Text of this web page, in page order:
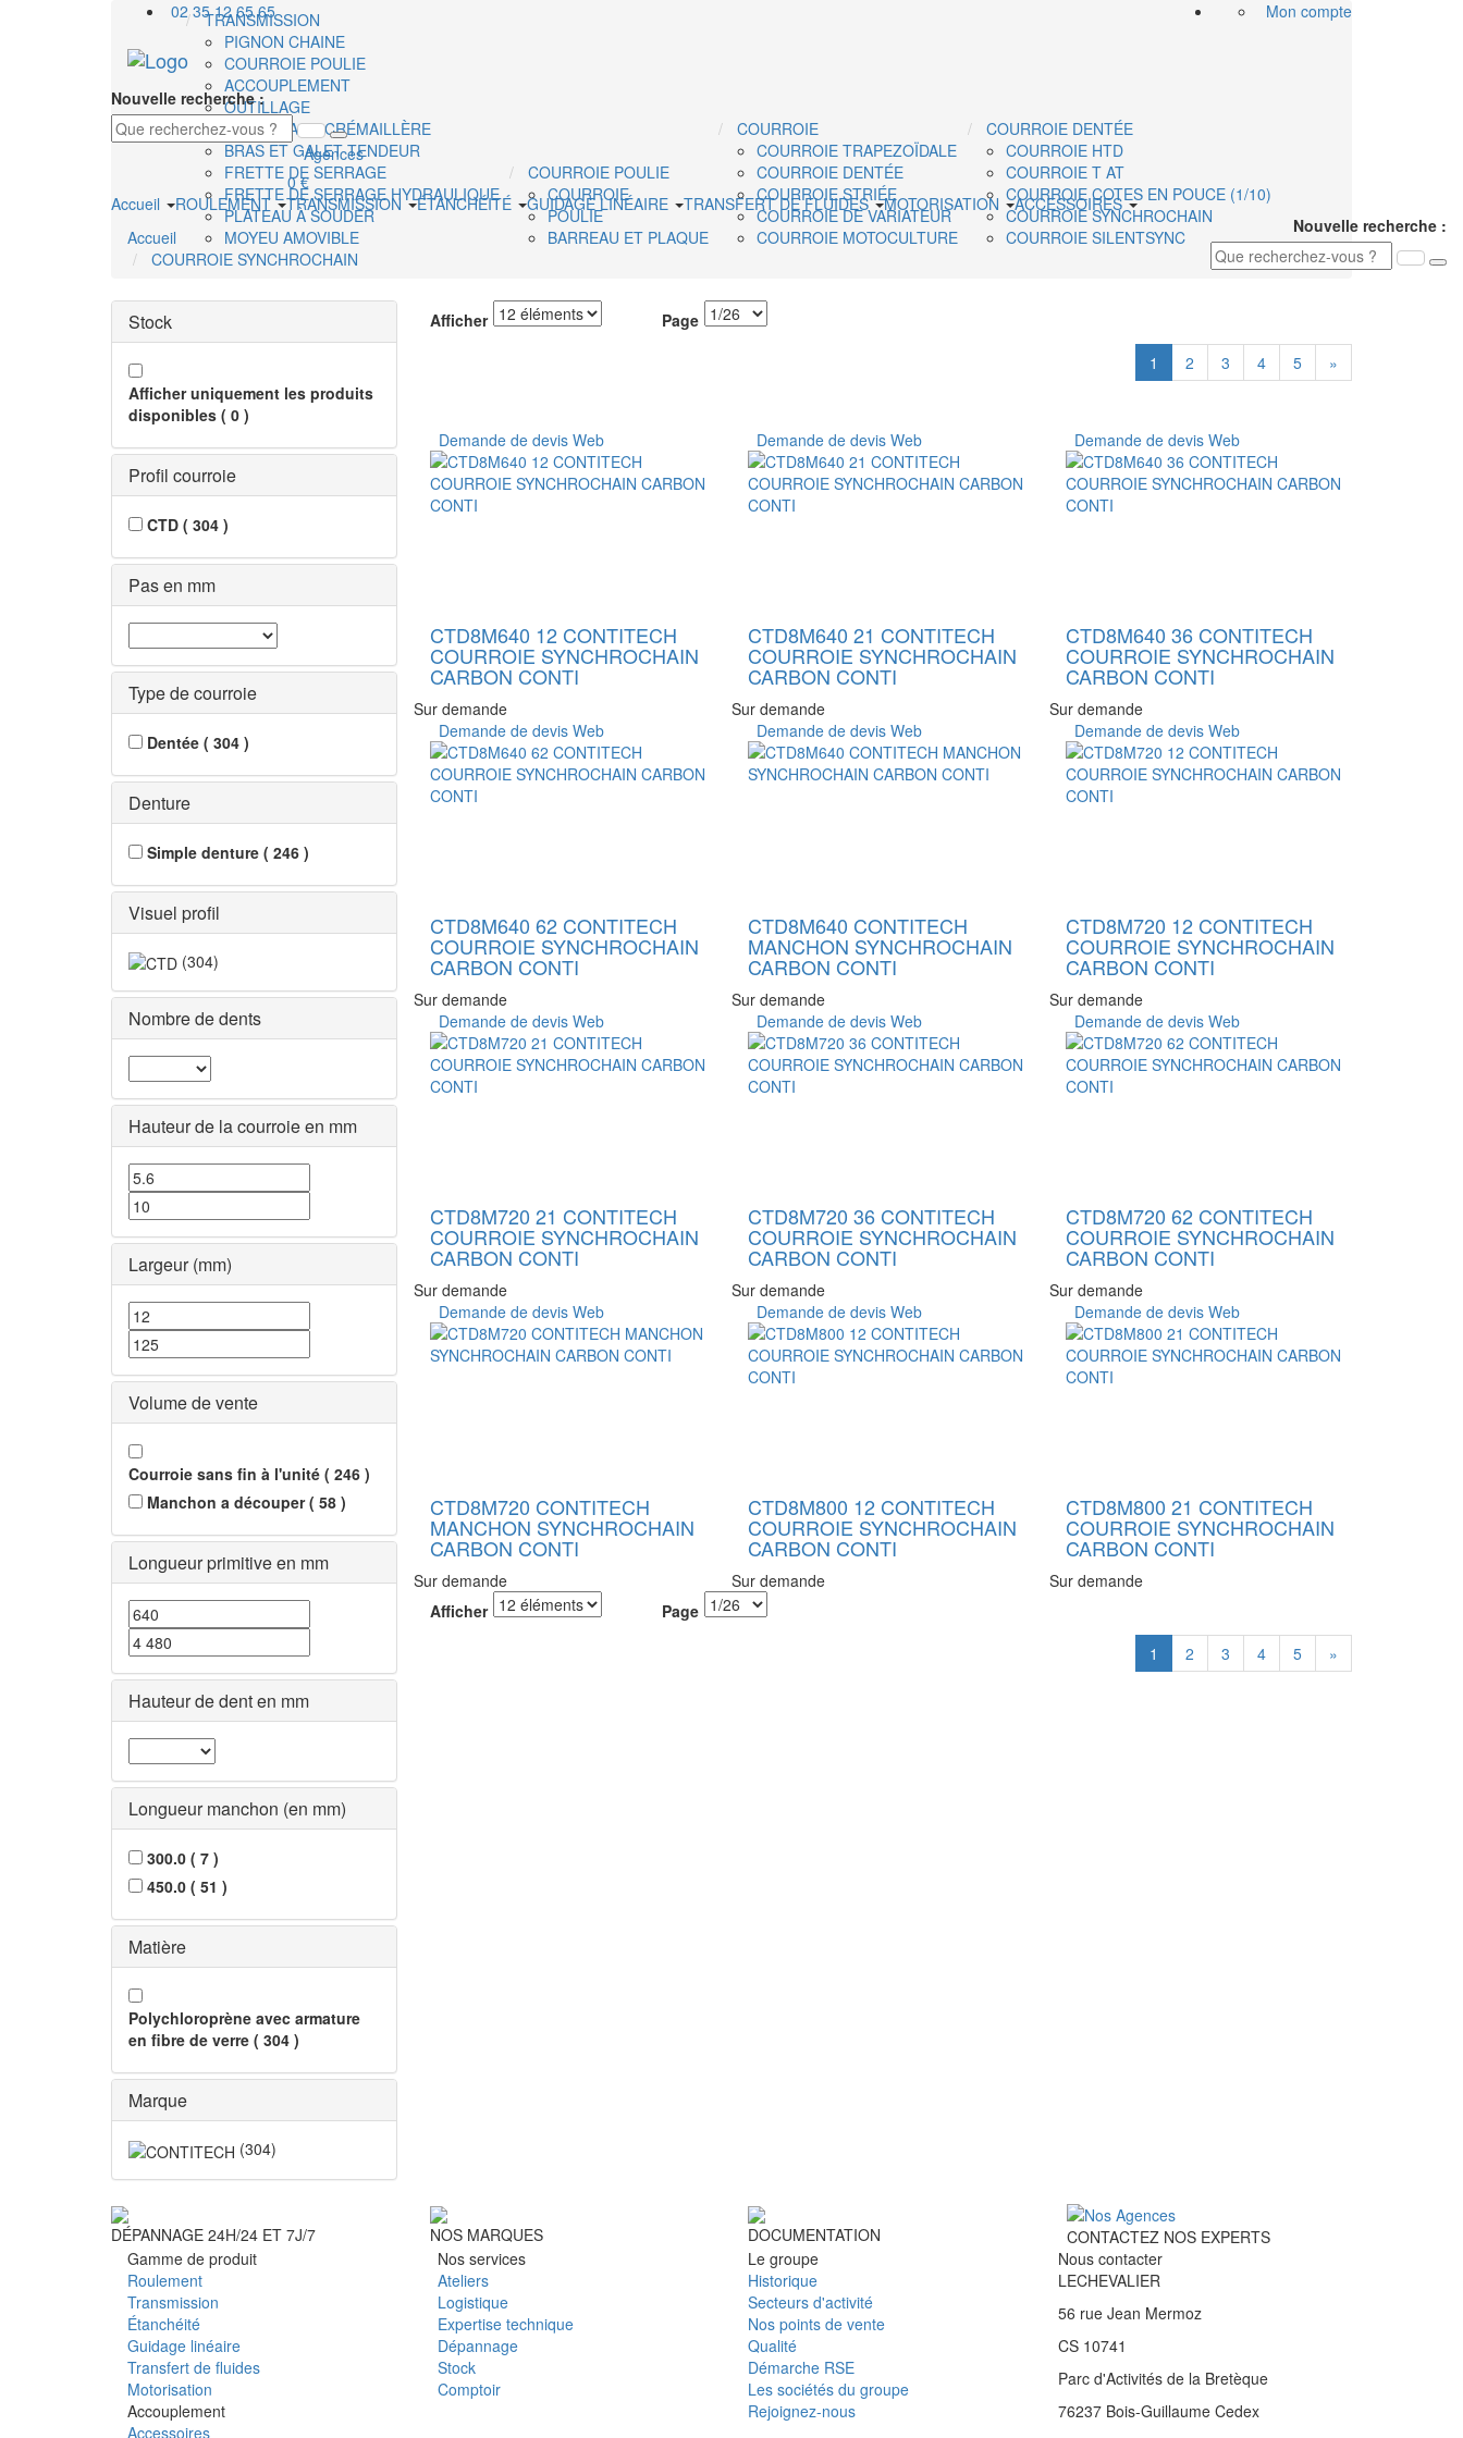
02 35 12 65 65 Mon compte
Nouvelle recherche :
Agences
0 €
Accueil
ROULEMENT TRANSMISSION ÉTANCHÉITÉ GUIDAGE LINÉAIRE TRANSFERT DE FLUIDES MOTORISATION
ACCESSOIRES
Nouvelle recherche :
Accueil
TRANSMISSION
PIGNON CHAINE
COURROIE POULIE
ACCOUPLEMENT
OUTILLAGE
ENGRENAGE CRÉMAILLÈRE
BRAS ET GALET TENDEUR
FRETTE DE SERRAGE
FRETTE DE SERRAGE HYDRAULIQUE
PLATEAU À SOUDER
MOYEU AMOVIBLE
COURROIE POULIE
COURROIE
POULIE
BARREAU ET PLAQUE
COURROIE
COURROIE TRAPEZOÏDALE
COURROIE DENTÉE
COURROIE STRIÉE
COURROIE DE VARIATEUR
COURROIE MOTOCULTURE
COURROIE DENTÉE
COURROIE HTD
COURROIE T AT
COURROIE COTES EN POUCE (1/10)
COURROIE SYNCHROCHAIN
COURROIE SILENTSYNC
COURROIE SYNCHROCHAIN
Stock
Afficher uniquement les produits
disponibles ( 0 )
Profil courroie
CTD ( 304 )
Pas en mm
Type de courroie
Dentée ( 304 )
Denture
Simple denture ( 246 )
Visuel profil
(304)
Nombre de dents
Hauteur de la courroie en mm
Largeur (mm)
Volume de vente
Courroie sans fin à l'unité ( 246 )
Manchon a découper ( 58 )
Longueur primitive en mm
Hauteur de dent en mm
Longueur manchon (en mm)
300.0 ( 7 )
450.0 ( 51 )
Matière
Polychloroprène avec armature
en fibre de verre ( 304 )
Marque
(304)
Afficher
Page
1
2 3 4 5 »
Demande de devis Web
CTD8M640 12 CONTITECH
COURROIE SYNCHROCHAIN
CARBON CONTI
Sur demande
Demande de devis Web
CTD8M640 21 CONTITECH
COURROIE SYNCHROCHAIN
CARBON CONTI
Sur demande
Demande de devis Web
CTD8M640 36 CONTITECH
COURROIE SYNCHROCHAIN
CARBON CONTI
Sur demande
Demande de devis Web
CTD8M640 62 CONTITECH
COURROIE SYNCHROCHAIN
CARBON CONTI
Sur demande
Demande de devis Web
CTD8M640 CONTITECH
MANCHON SYNCHROCHAIN
CARBON CONTI
Sur demande
Demande de devis Web
CTD8M720 12 CONTITECH
COURROIE SYNCHROCHAIN
CARBON CONTI
Sur demande
Demande de devis Web
CTD8M720 21 CONTITECH
COURROIE SYNCHROCHAIN
CARBON CONTI
Sur demande
Demande de devis Web
CTD8M720 36 CONTITECH
COURROIE SYNCHROCHAIN
CARBON CONTI
Sur demande
Demande de devis Web
CTD8M720 62 CONTITECH
COURROIE SYNCHROCHAIN
CARBON CONTI
Sur demande
Demande de devis Web
CTD8M720 CONTITECH
MANCHON SYNCHROCHAIN
CARBON CONTI
Sur demande
Demande de devis Web
CTD8M800 12 CONTITECH
COURROIE SYNCHROCHAIN
CARBON CONTI
Sur demande
Demande de devis Web
CTD8M800 21 CONTITECH
COURROIE SYNCHROCHAIN
CARBON CONTI
Sur demande
Afficher
Page
1
2 3 4 5 »
DÉPANNAGE 24H/24 ET 7J/7 NOS MARQUES DOCUMENTATION
CONTACTEZ NOS EXPERTS
Gamme de produit
Roulement
Transmission
Étanchéité
Guidage linéaire
Transfert de fluides
Motorisation
Accouplement
Accessoires
Nos services
Ateliers
Logistique
Expertise technique
Dépannage
Stock
Comptoir
Le groupe
Historique
Secteurs d'activité
Nos points de vente
Qualité
Démarche RSE
Les sociétés du groupe
Rejoignez-nous
Nous contacter
LECHEVALIER
56 rue Jean Mermoz
CS 10741
Parc d'Activités de la Bretèque
76237 Bois-Guillaume Cedex